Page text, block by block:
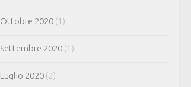
Ottobre 2020 (1)
Settembre 2020 (1)
Luglio 2020 (2)